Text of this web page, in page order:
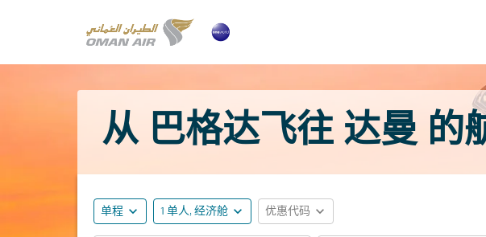
从 巴格达飞往 达曼 的
单程 expand_more 1 单人, 经济舱 expand_more 优惠代码 expand_more